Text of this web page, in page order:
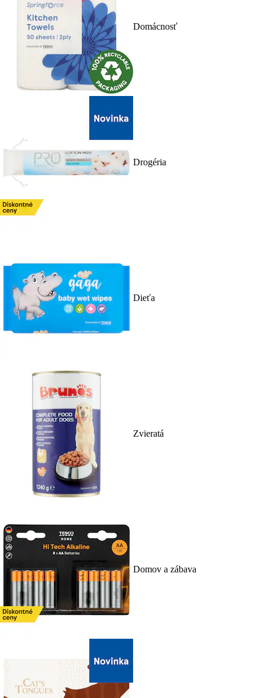
Domácnosť
Drogéria
Dieťa
Zvieratá
Domov a zábava